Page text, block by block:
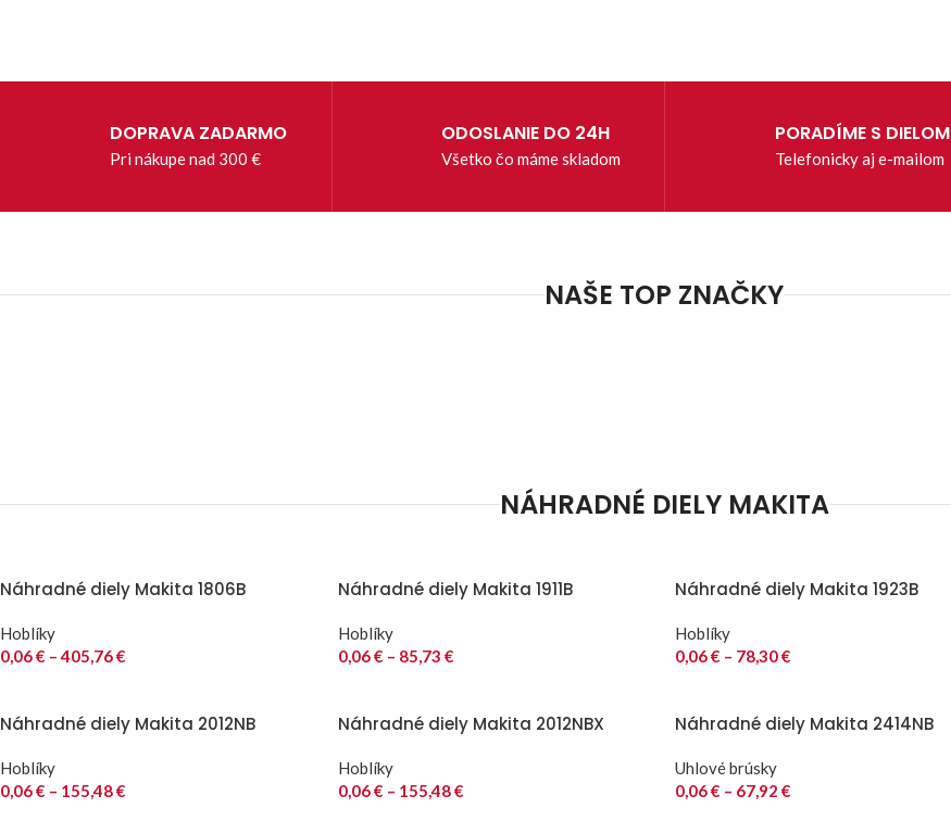
DOPRAVA ZADARMO
Pri nákupe nad 300 €
ODOSLANIE DO 24H
Všetko čo máme skladom
PORADÍME S DIELOM
Telefonicky aj e-mailom
NAŠE TOP ZNAČKY
NÁHRADNÉ DIELY MAKITA
Náhradné diely Makita 1806B
Hoblíky
0,06€ – 405,76€
Náhradné diely Makita 1911B
Hoblíky
0,06€ – 85,73 €
Náhradné diely Makita 1923B
Hoblíky
0,06€ – 78,30€
Náhradné diely Makita 2012NB
Hoblíky
0,06€ – 155,48€
Náhradné diely Makita 2012NBX
Hoblíky
0,06€ – 155,48€
Náhradné diely Makita 2414NB
Uhlové brúsky
0,06€ – 67,92 €